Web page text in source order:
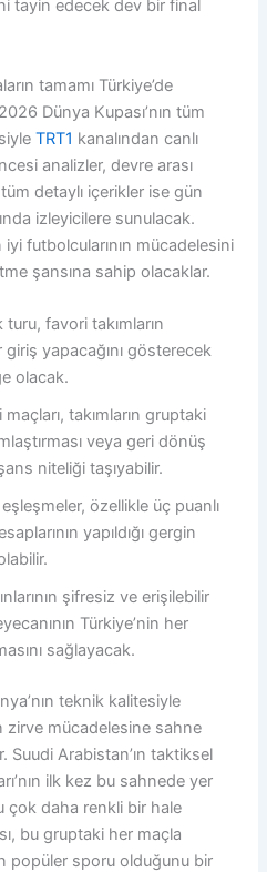
tayin edecek dev bir final
tamamı Türkiye’de
Dünya Kupası’nın tüm
TRT1 kanalından canlı
analizler, devre arası
detaylı içerikler ise gün
izleyicilere sunulacak.
futbolcularının mücadelesini
şansına sahip olacaklar.
turu, favori takımların
giriş yapacağını gösterecek
olacak.
takımların gruptaki
veya geri dönüş
niteliği taşıyabilir.
özellikle üç puanlı
yapıldığı gergin
şifresiz ve erişilebilir
Türkiye’nin her
sağlayacak.
teknik kalitesiyle
zirve mücadelesine sahne
Suudi Arabistan’ın taktiksel
ilk kez bu sahnede yer
çok daha renkli bir hale
bu gruptaki her maçla
popüler sporu olduğunu bir